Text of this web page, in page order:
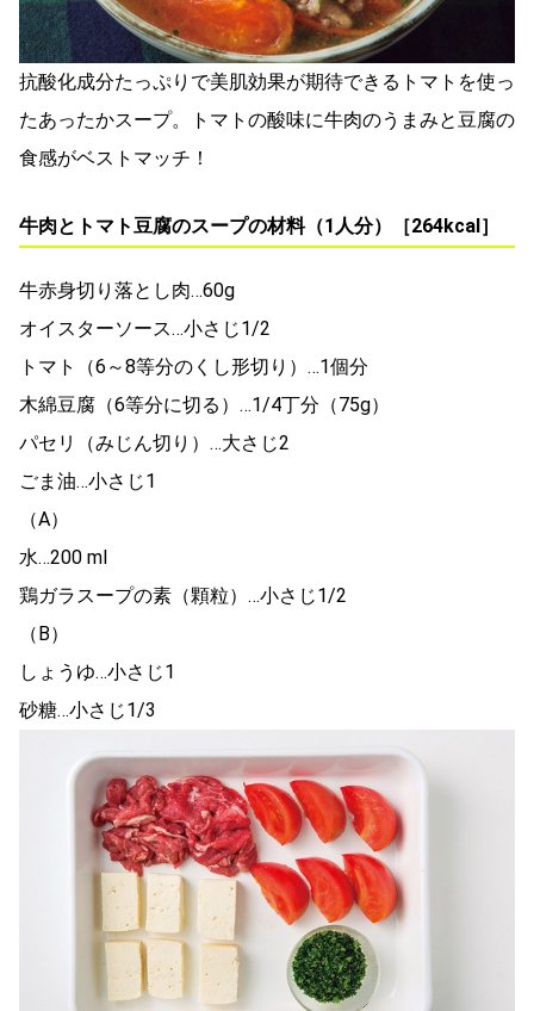
抗酸化成分たっぷりで美肌効果が期待できるトマトを使っ
たあったかスープ。トマトの酸味に牛肉のうまみと豆腐の
食感がベストマッチ！
牛肉とトマト豆腐のスープの材料（1人分）［264kcal］
牛赤身切り落とし肉…60g
オイスターソース…小さじ1/2
トマト（6～8等分のくし形切り）…1個分
木綿豆腐（6等分に切る）…1/4丁分（75g）
パセリ（みじん切り）…大さじ2
ごま油…小さじ1
（A）
水…200 ml
鶏ガラスープの素（顆粒）…小さじ1/2
（B）
しょうゆ…小さじ1
砂糖…小さじ1/3